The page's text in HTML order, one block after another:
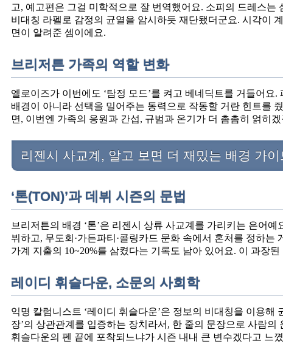
고, 예고편은 그걸 미학적으로 잘 번역했어요. 소피의 드레스
비대칭 라펠로 감정의 균열을 암시하듯 재단됐더군요. 시각이
면이 알려준 셈이에요.
브리저튼 가족의 역할 변화
엘로이즈가 이번에도 ‘탐정 모드’를 켜고 베네딕트를 거들어
배경이 아니라 선택을 밀어주는 동력으로 작동할 거란 힌트를
면, 이번엔 가족의 응원과 간섭, 규범과 온기가 더 촘촘히 얽히
리젠시 사교계, 알고 보면 더 재밌는 배경 가이
‘톤(TON)’과 데뷔 시즌의 문법
브리저튼의 배경 ‘톤’은 리젠시 상류 사교계를 가리키는 은어
뷔하고, 무도회·가든파티·콜링카드 문화 속에서 혼처를 정하
가계 지출의 10~20%를 삼켰다는 기록도 남아 있어요. 이 과장
레이디 휘슬다운, 소문의 사회학
익명 칼럼니스트 ‘레이디 휘슬다운’은 정보의 비대칭을 이용해
장’의 상관관계를 입증하는 장치라서, 한 줄의 문장으로 사람
휘슬다운의 펜 끝에 포착되느냐가 시즌 내내 큰 변수겠다고 느